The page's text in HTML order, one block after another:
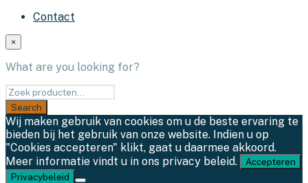
Contact
×
What are you looking for?
Wij maken gebruik van cookies om u de beste ervaring te
bieden bij het gebruik van onze website. Indien u op
"Cookies accepteren" klikt, gaat u daarmee akkoord.
Meer informatie vindt u in ons privacy beleid.
Accepteren
Privacybeleid